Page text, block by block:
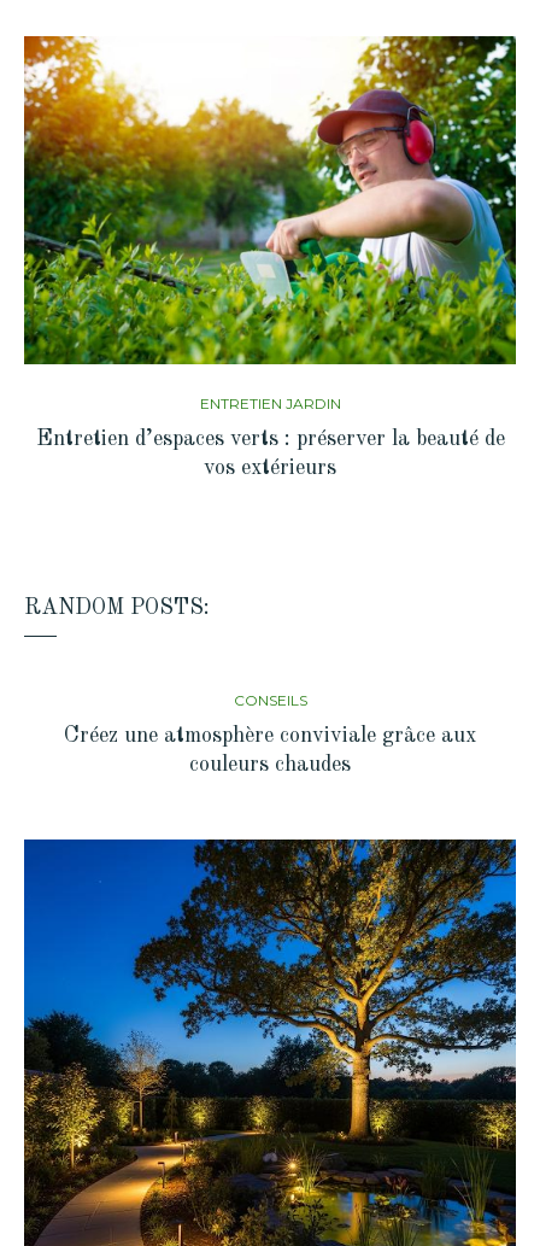
ENTRETIEN JARDIN
Entretien d’espaces verts : préserver la beauté de
vos extérieurs
RANDOM POSTS:
CONSEILS
Créez une atmosphère conviviale grâce aux
couleurs chaudes